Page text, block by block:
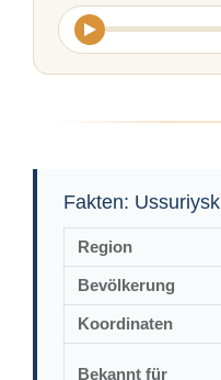
Fakten: Ussuriysk
Region
Bevölkerung
Koordinaten
Bekannt für